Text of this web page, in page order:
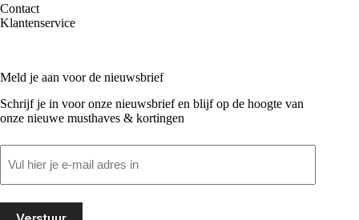
Contact
Klantenservice
Meld je aan voor de nieuwsbrief
Schrijf je in voor onze nieuwsbrief en blijf op de hoogte van
onze nieuwe musthaves & kortingen
(Vereist)